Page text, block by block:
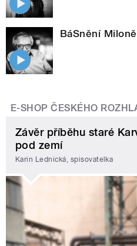
BáSnění
E-SHOP ČESKÉHO
Závěr příběhu staré
pod zemí
Karin Lednická, spisovatelka